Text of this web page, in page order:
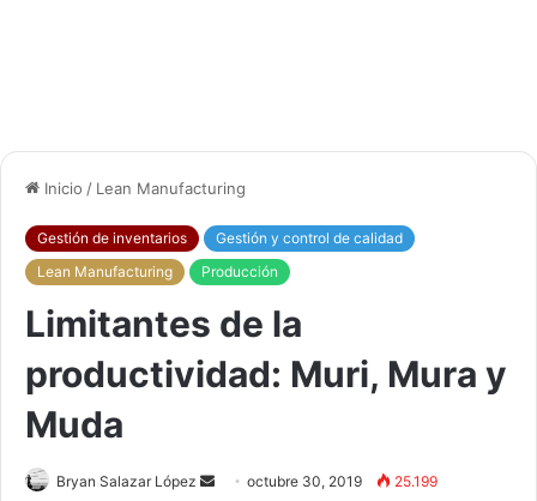
Inicio / Lean Manufacturing
Gestión de inventarios
Gestión y control de calidad
Lean Manufacturing
Producción
Limitantes de la
productividad: Muri, Mura y
Muda
Bryan Salazar López octubre 30, 2019 25.199